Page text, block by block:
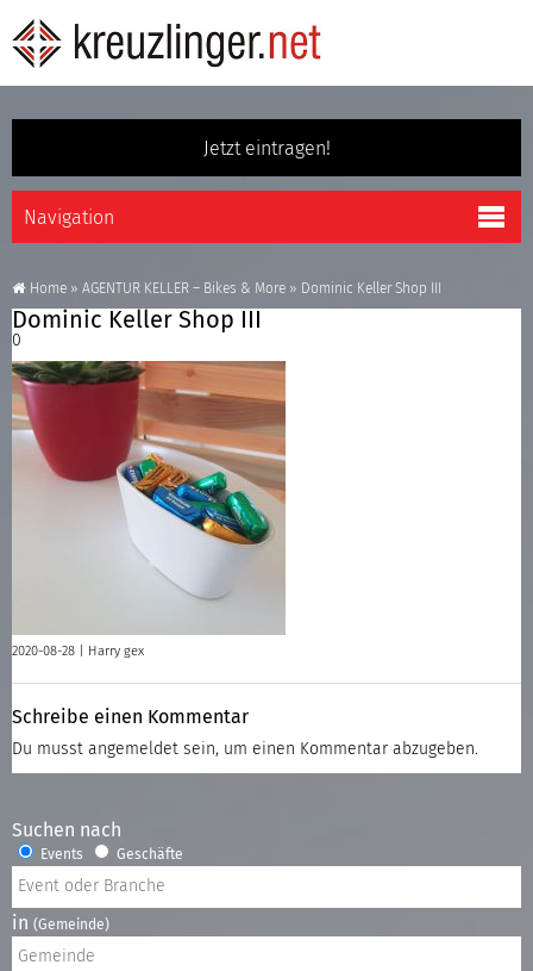
Jetzt eintragen!
Home » AGENTUR KELLER – Bikes & More » Dominic Keller Shop III
Dominic Keller Shop III
0
2020-08-28 | Harry gex
Schreibe einen Kommentar
Du musst angemeldet sein, um einen Kommentar abzugeben.
Suchen nach
Events Geschäfte
in (Gemeinde)